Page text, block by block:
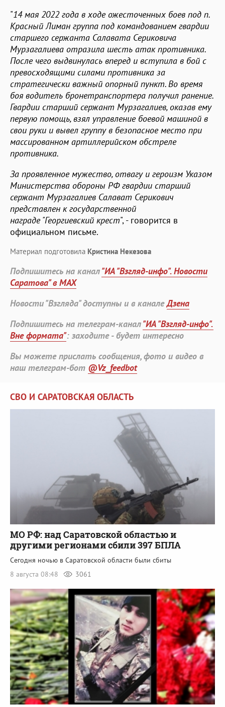
"14 мая 2022 года в ходе ожесточенных боев под п.
Красный Лиман группа под командованием гвардии
старшего сержанта Салавата Сериковича
Мурзагалиева отразила шесть атак противника.
После чего выдвинулась вперед и вступила в бой с
превосходящими силами противника за
стратегически важный опорный пункт. Во время
боя водитель бронетранспортера получил ранение.
Гвардии старший сержант Мурзагалиев, оказав ему
первую помощь, взял управление боевой машиной в
свои руки и вывел группу в безопасное место при
массированном артиллерийском обстреле
противника.
За проявленное мужество, отвагу и героизм Указом
Министерства обороны РФ гвардии старший
сержант Мурзагалиев Салават Серикович
представлен к государственной
награде "Георгиевский крест", - говорится в
официальном письме.
Материал подготовила Кристина Некезова
Подпишитесь на канал"ИА "Взгляд-инфо". Новости
Саратова" в MAX
Новости "Взгляда" доступны и в каналеДзена
Подпишитесь на телеграм-канал"ИА "Взгляд-инфо".
Вне формата": заходите - будет интересно
Вы можете прислать сообщения, фото и видео в
наш телеграм-бот @Vz_feedbot
СВО И САРАТОВСКАЯ ОБЛАСТЬ
МО РФ: над Саратовской областью и
другими регионами сбили 397 БПЛА
Сегодня ночью в Саратовской области были сбиты
8 августа 08:48
3061